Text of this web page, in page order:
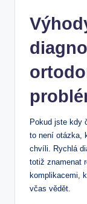
Pokud jste kdy
to není otázka,
chvíli. Rychlá
totiž znamenat
komplikacemi,
včas vědět.